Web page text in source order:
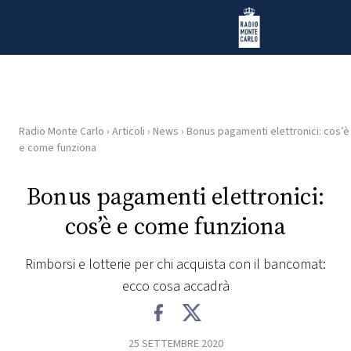
Radio Monte Carlo
HOME
RADIO
Radio Monte Carlo › Articoli › News › Bonus pagamenti elettronici: cos’è
e come funziona
Bonus pagamenti elettronici:
cos’è e come funziona
Rimborsi e lotterie per chi acquista con il bancomat:
ecco cosa accadrà
25 SETTEMBRE 2020